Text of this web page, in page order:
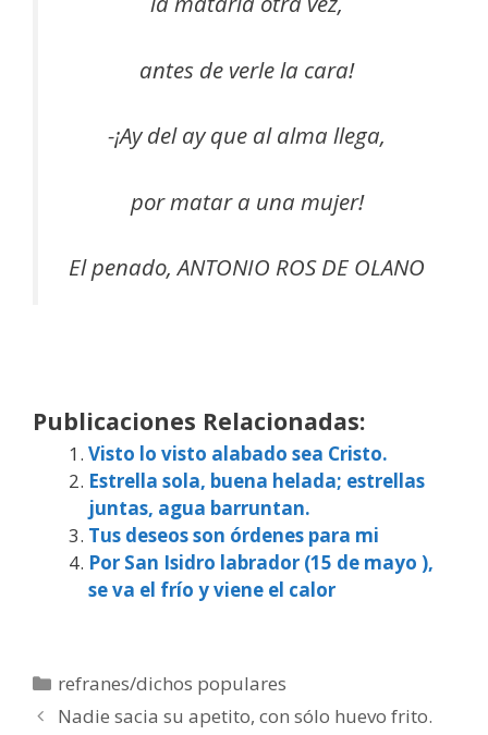
antes de verle la cara!
-¡Ay del ay que al alma llega,
por matar a una mujer!
El penado, ANTONIO ROS DE OLANO
Publicaciones Relacionadas:
Visto lo visto alabado sea Cristo.
Estrella sola, buena helada; estrellas
juntas, agua barruntan.
Tus deseos son órdenes para mi
Por San Isidro labrador (15 de mayo ),
se va el frío y viene el calor
Categorías
refranes/dichos populares
Nadie sacia su apetito, con sólo huevo frito.